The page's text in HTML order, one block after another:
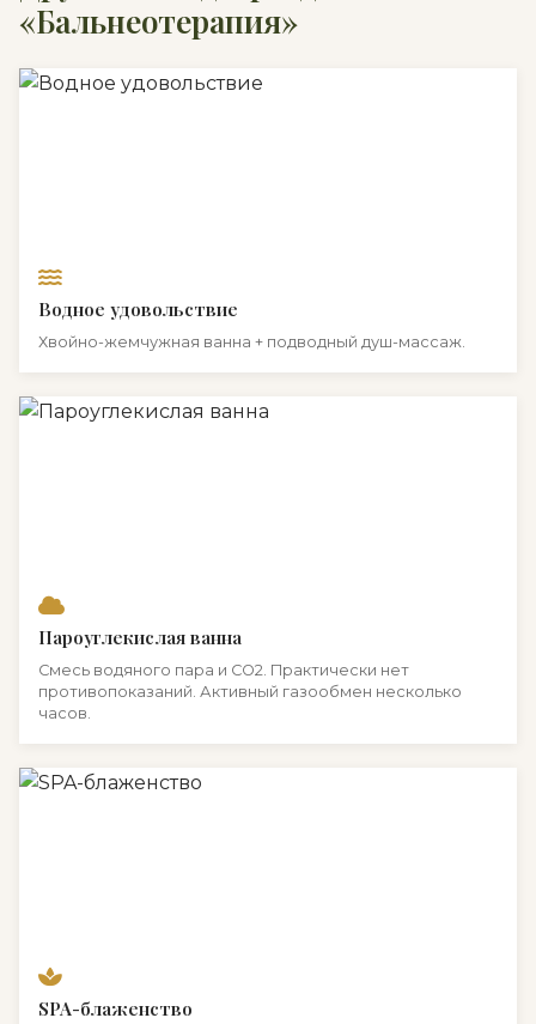
«Бальнеотерапия»
Водное удовольствие
Хвойно-жемчужная ванна + подводный душ-массаж.
Пароуглекислая ванна
Смесь водяного пара и CO2. Практически нет
противопоказаний. Активный газообмен несколько
часов.
SPA-блаженство